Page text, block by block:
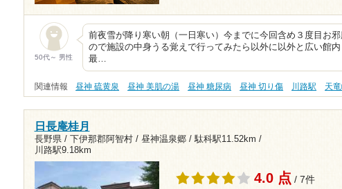
50代～ 男性
前夜雪が降り寒い朝（一日寒い）今までに今回含め３度目お
ので施設の中身うる覚えで行ってみたら以外に以外と広い館
最…
関連情報 昼神 硫黄泉 昼神 美肌の湯 昼神 糖尿病 昼神 切り傷 川路駅 天
日長庵桂月
長野県 / 下伊那郡阿智村 / 昼神温泉郷 /駄科駅11.52km /
川路駅9.18km
4.0 点 / 7件